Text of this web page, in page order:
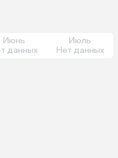
Июнь
данных
Июль
Нет данных